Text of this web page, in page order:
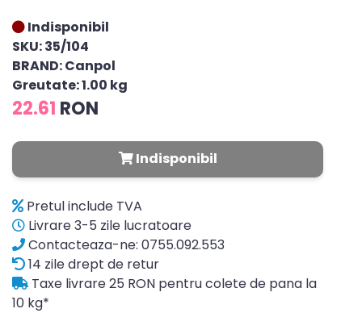
Indisponibil
SKU: 35/104
BRAND: Canpol
Greutate: 1.00 kg
22.61 RON
Indisponibil
Pretul include TVA
Livrare 3-5 zile lucratoare
Contacteaza-ne: 0755.092.553
14 zile drept de retur
Taxe livrare 25 RON pentru colete de pana la
10 kg*